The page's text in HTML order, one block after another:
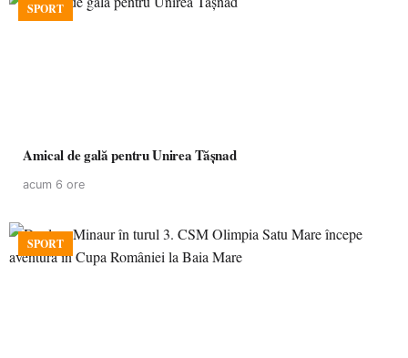
SPORT
Amical de gală pentru Unirea Tășnad
acum 6 ore
SPORT